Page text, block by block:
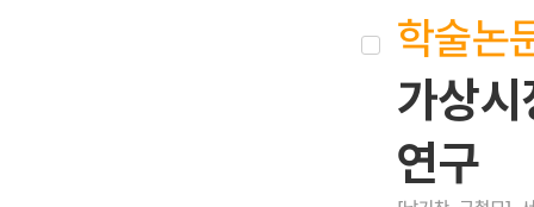
학술논
가상
연구